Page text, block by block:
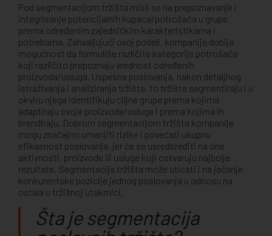
Pod segmentacijom tržišta misli se na prepoznavanje i
integrisanje potencijalnih kupaca/potrošača u grupe
prema određenim zajedničkim karakteristikama i
potrebama. Zahvaljujući ovoj podeli, kompanija dobija
mogućnost da formuliše različite kategorije potrošača
koji različito prepoznaju vrednost određenih
proizvoda/usluga. Uspešna poslovanja, nakon detaljnog
istraživanja i analiziranja tržišta, to tržište segmentiraju i u
okviru njega identifikuju ciljne grupe prema kojima
adaptiraju svoje proizvode/usluge i prema kojima ih
brendiraju. Dobrom segmentacijom tržišta kompanije
mogu značajno umanjiti rizike i povećati ukupnu
efikasnost poslovanja, jer će se usredsrediti na one
aktivnosti, proizvode ili usluge koji ostvaruju najbolje
rezultate. Segmentacija tržišta može uticati i na jačanje
konkurentske pozicije jednog poslovanja u odnosu na
ostala u tržišnoj utakmici.
Šta je segmentacija